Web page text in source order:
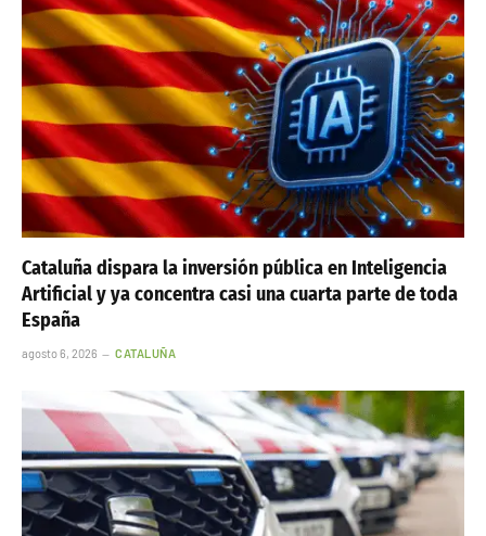
Cataluña dispara la inversión pública en Inteligencia
Artificial y ya concentra casi una cuarta parte de toda
España
agosto 6, 2026 CATALUÑA